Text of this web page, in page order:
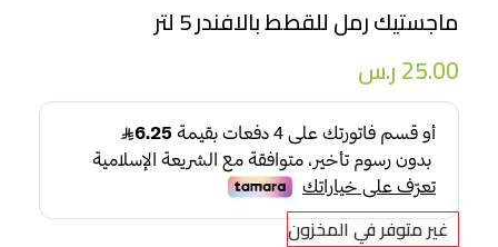
ماجستيك رمل للقطط بالافندر 5 لتر
25.00ر.س
غير متوفر في المخزون